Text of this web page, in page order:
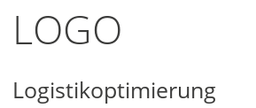
LOGO
Logistikoptimierung